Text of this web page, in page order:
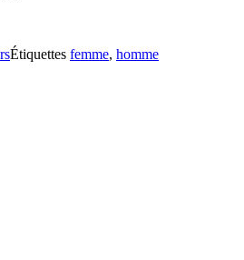
Étiquettes femme, homme